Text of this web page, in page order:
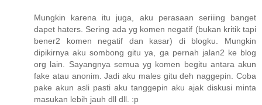
Mungkin karena itu juga, aku perasaan seriiing banget
dapet haters. Sering ada yg komen negatif (bukan kritik tapi
bener2 komen negatif dan kasar) di blogku. Mungkin
dipikirnya aku sombong gitu ya, ga pernah jalan2 ke blog
org lain. Sayangnya semua yg komen begitu antara akun
fake atau anonim. Jadi aku males gitu deh naggepin. Coba
pake akun asli pasti aku tanggepin aku ajak diskusi minta
masukan lebih jauh dll dll. :p